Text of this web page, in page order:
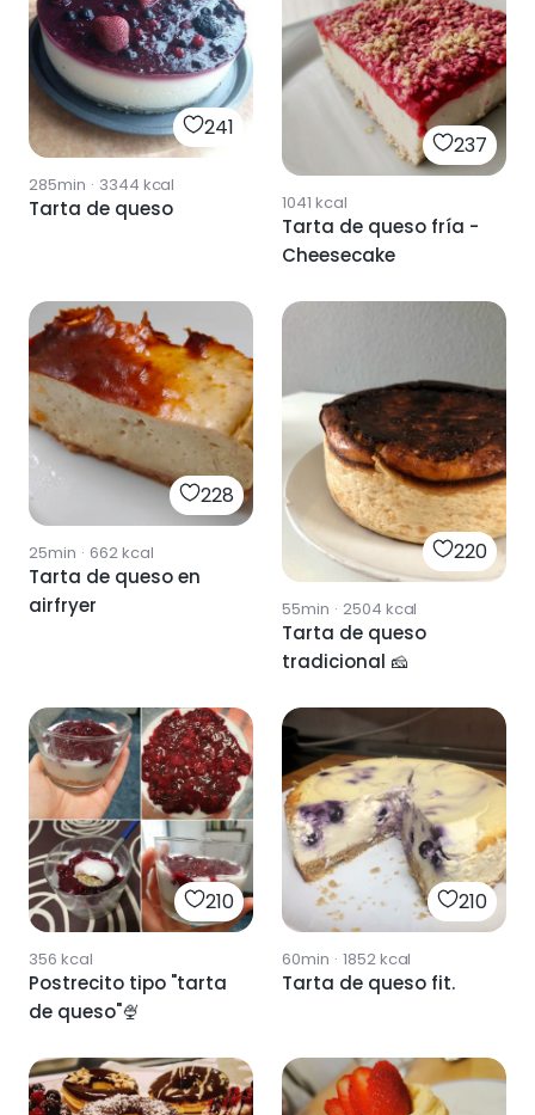
241
285min · 3344 kcal
Tarta de queso
237
1041 kcal
Tarta de queso fría -
Cheesecake
228
25min · 662kcal
Tarta de queso en
airfryer
220
55min · 2504 kcal
Tarta de queso
tradicional 🧀
210
356 kcal
Postrecito tipo "tarta
de queso"🍨
210
60min · 1852kcal
Tarta de queso fit.